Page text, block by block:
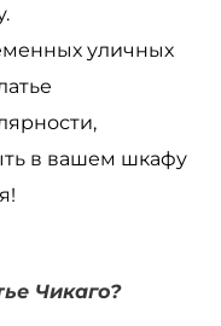
уличных
в вашем шкафу
Чикаго?